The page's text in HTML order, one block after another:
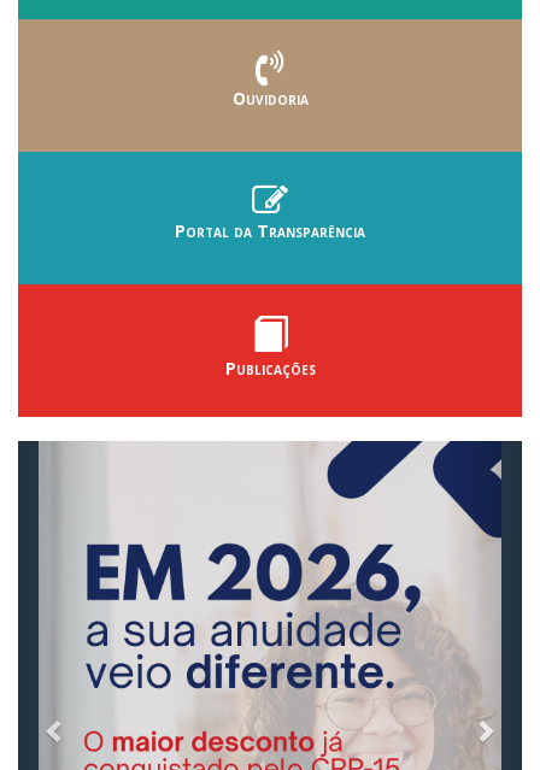
Ouvidoria
Portal da Transparência
Publicações